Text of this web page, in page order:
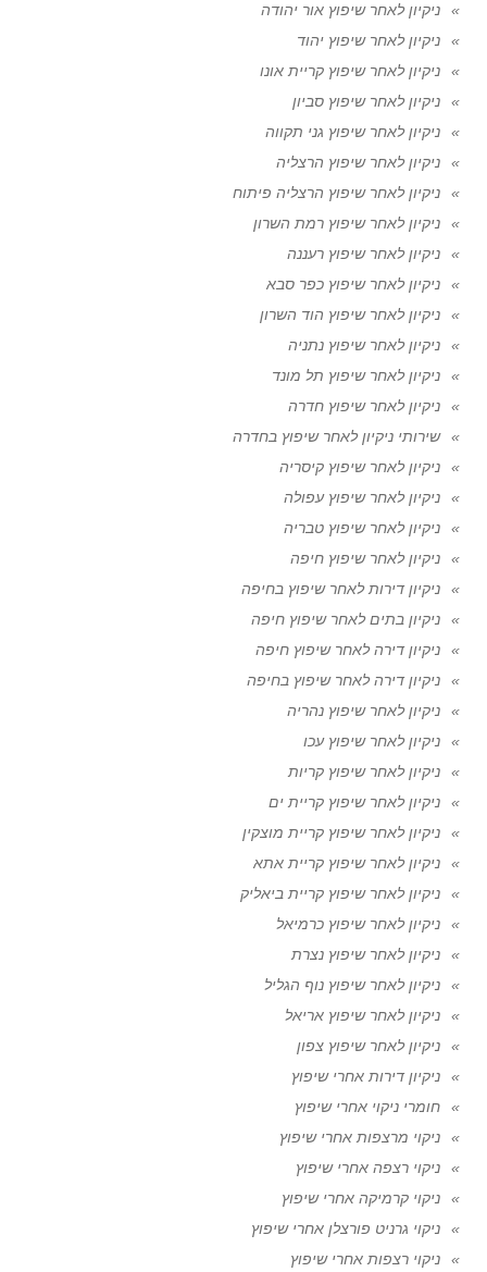
ניקיון לאחר שיפוץ אור יהודה
ניקיון לאחר שיפוץ יהוד
ניקיון לאחר שיפוץ קריית אונו
ניקיון לאחר שיפוץ סביון
ניקיון לאחר שיפוץ גני תקווה
ניקיון לאחר שיפוץ הרצליה
ניקיון לאחר שיפוץ הרצליה פיתוח
ניקיון לאחר שיפוץ רמת השרון
ניקיון לאחר שיפוץ רעננה
ניקיון לאחר שיפוץ כפר סבא
ניקיון לאחר שיפוץ הוד השרון
ניקיון לאחר שיפוץ נתניה
ניקיון לאחר שיפוץ תל מונד
ניקיון לאחר שיפוץ חדרה
שירותי ניקיון לאחר שיפוץ בחדרה
ניקיון לאחר שיפוץ קיסריה
ניקיון לאחר שיפוץ עפולה
ניקיון לאחר שיפוץ טבריה
ניקיון לאחר שיפוץ חיפה
ניקיון דירות לאחר שיפוץ בחיפה
ניקיון בתים לאחר שיפוץ חיפה
ניקיון דירה לאחר שיפוץ חיפה
ניקיון דירה לאחר שיפוץ בחיפה
ניקיון לאחר שיפוץ נהריה
ניקיון לאחר שיפוץ עכו
ניקיון לאחר שיפוץ קריות
ניקיון לאחר שיפוץ קריית ים
ניקיון לאחר שיפוץ קריית מוצקין
ניקיון לאחר שיפוץ קריית אתא
ניקיון לאחר שיפוץ קריית ביאליק
ניקיון לאחר שיפוץ כרמיאל
ניקיון לאחר שיפוץ נצרת
ניקיון לאחר שיפוץ נוף הגליל
ניקיון לאחר שיפוץ אריאל
ניקיון לאחר שיפוץ צפון
ניקיון דירות אחרי שיפוץ
חומרי ניקוי אחרי שיפוץ
ניקוי מרצפות אחרי שיפוץ
ניקוי רצפה אחרי שיפוץ
ניקוי קרמיקה אחרי שיפוץ
ניקוי גרניט פורצלן אחרי שיפוץ
ניקוי רצפות אחרי שיפוץ